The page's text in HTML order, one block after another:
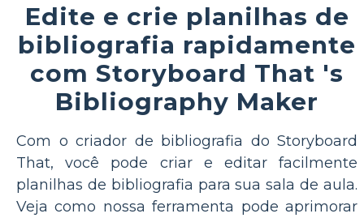
Edite e crie planilhas de
bibliografia rapidamente
com Storyboard That 's
Bibliography Maker
Com o criador de bibliografia do Storyboard
That, você pode criar e editar facilmente
planilhas de bibliografia para sua sala de aula.
Veja como nossa ferramenta pode aprimorar